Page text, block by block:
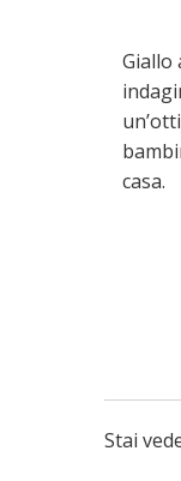
Giallo
casa.
Stai